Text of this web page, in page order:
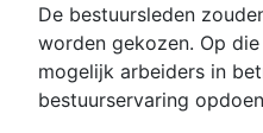
De bestuursleden
worden gekozen. Op
mogelijk arbeiders in
bestuurservaring